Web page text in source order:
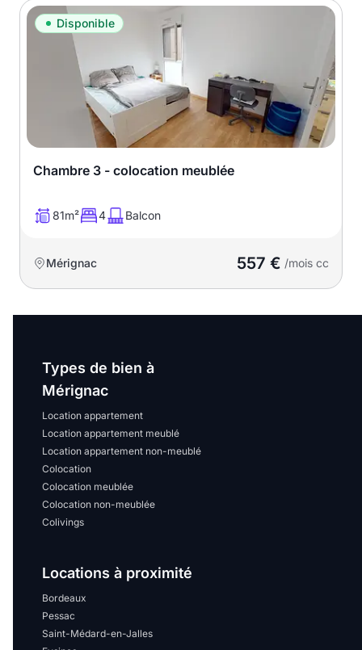
Disponible
Chambre 3 - colocation meublée
81m² 4 Balcon
Mérignac 557 € /mois cc
Types de bien à
Mérignac
Location appartement
Location appartement meublé
Location appartement non-meublé
Colocation
Colocation meublée
Colocation non-meublée
Colivings
Locations à proximité
Bordeaux
Pessac
Saint-Médard-en-Jalles